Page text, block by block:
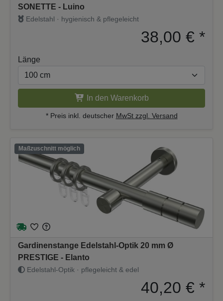
SONETTE - Luino
Edelstahl · hygienisch & pflegeleicht
38,00 € *
Länge
In den Warenkorb
* Preis inkl. deutscher MwSt zzgl. Versand
Maßzuschnitt möglich
Gardinenstange Edelstahl-Optik 20 mm Ø
PRESTIGE - Elanto
Edelstahl-Optik · pflegeleicht & edel
40,20 € *